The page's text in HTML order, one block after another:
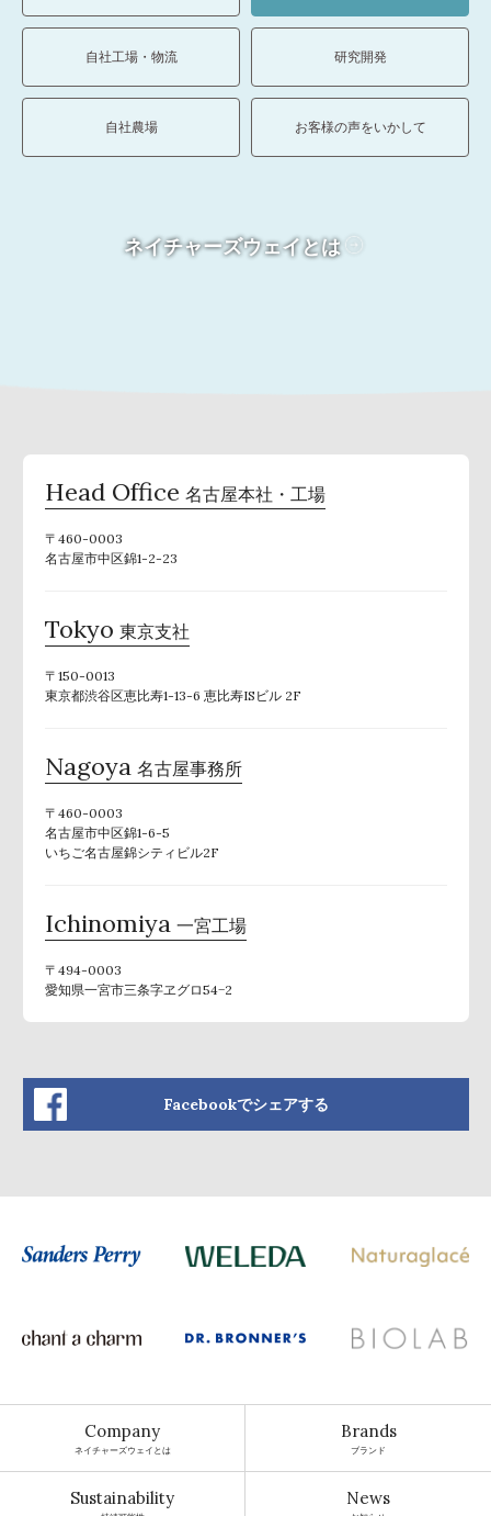
自社工場・物流 研究開発
自社農場 お客様の声をいかして
ネイチャーズウェイとは
Head Office 名古屋本社・工場
〒460-0003
名古屋市中区錦1-2-23
Tokyo 東京支社
〒150-0013
東京都渋谷区恵比寿1-13-6 恵比寿ISビル 2F
Nagoya 名古屋事務所
〒460-0003
名古屋市中区錦1-6-5
いちご名古屋錦シティビル2F
Ichinomiya 一宮工場
〒494-0003
愛知県一宮市三条字ヱグロ54−2
Facebookでシェアする
Company
ネイチャーズウェイとは
Brands
ブランド
Sustainability News